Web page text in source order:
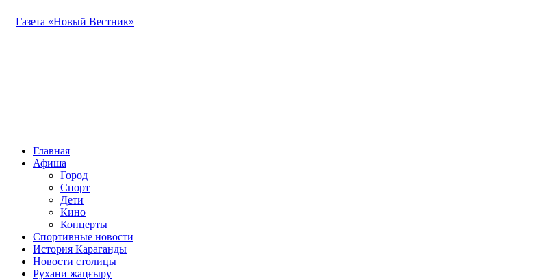
Газета «Новый Вестник»
Главная
Афиша
Город
Спорт
Дети
Кино
Концерты
Спортивные новости
История Караганды
Новости столицы
Рухани жаңғыру